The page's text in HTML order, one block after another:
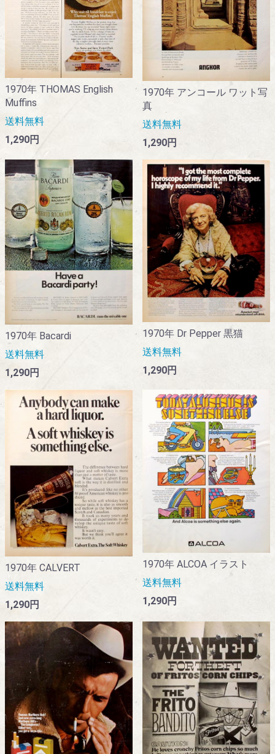
1970年 THOMAS English
Muffins
送料無料
1,290円
1970年 アンコール ワット写
真
送料無料
1,290円
1970年 Bacardi
送料無料
1,290円
1970年 Dr Pepper 黒猫
送料無料
1,290円
1970年 CALVERT
送料無料
1,290円
1970年 ALCOA イラスト
送料無料
1,290円